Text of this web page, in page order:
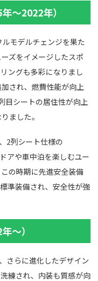
～2022年）
ルモデルチェンジを果た
ズをイメージしたスポ
ングも多彩になりまし
され、燃費性能が向上
目シートの居住性が向上
ました。
2列シート仕様の
アや車中泊を楽しむユー
の時期に先進安全装備
準装備され、安全性が強
～）
さらに進化したデザイン
練され、内装も質感が向